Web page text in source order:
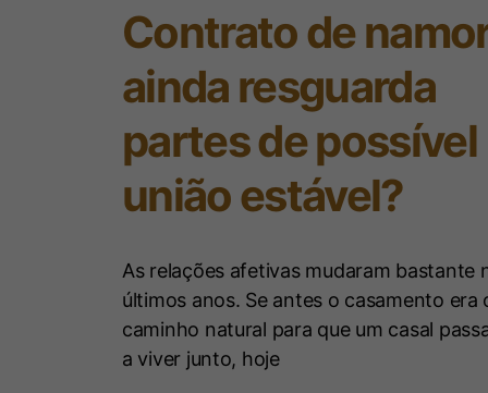
Contrato de
ainda resguarda
partes de possível
união estável?
As relações afetivas mudaram bastante
últimos anos. Se antes o casamento era
caminho natural para que um casal
a viver junto, hoje